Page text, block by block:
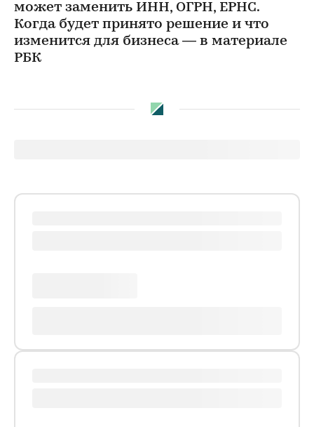
может заменить ИНН, ОГРН, ЕРНС.
Когда будет принято решение и что
изменится для бизнеса — в материале
РБК